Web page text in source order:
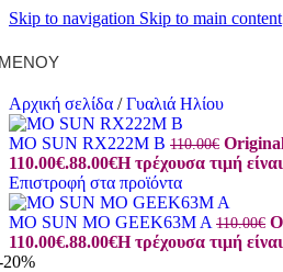
Skip to navigation Skip to main content
Αρχική σελίδα / Γυαλιά Ηλίου
MO SUN RX222M B 110.00€
110.00€.88.00€Η τρέχουσα τιμή
Επιστροφή στα προϊόντα
MO SUN MO GEEK63M A 110.00€
110.00€.88.00€Η τρέχουσα τιμή
20%